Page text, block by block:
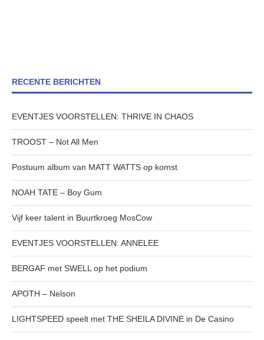
RECENTE BERICHTEN
EVENTJES VOORSTELLEN: THRIVE IN CHAOS
TROOST – Not All Men
Postuum album van MATT WATTS op komst
NOAH TATE – Boy Gum
Vijf keer talent in Buurtkroeg MosCow
EVENTJES VOORSTELLEN: ANNELEE
BERGAF met SWELL op het podium
APOTH – Nelson
LIGHTSPEED speelt met THE SHEILA DIVINE in De Casino